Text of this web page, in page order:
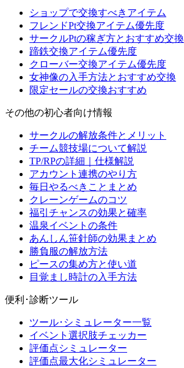
ショップで交換すべきアイテム
フレンドPt交換アイテム優先度
サークルPtの稼ぎ方とおすすめ交換
蹄鉄交換アイテム優先度
クローバー交換アイテム優先度
女神像の入手方法とおすすめ交換
限定セールの交換おすすめ
その他の初心者向け情報
サークルの解放条件とメリット
チーム競技場について解説
TP/RPの詳細｜仕様解説
アカウント連携のやり方
毎日やるべきことまとめ
クレーンゲームのコツ
福引チャンスの効果と確率
温泉イベントの条件
あんしん笹針師の効果まとめ
勝負服の解放方法
ピースの集め方と使い道
目覚まし時計の入手方法
便利･診断ツール
ツール･シミュレーター一覧
イベント選択肢チェッカー
評価点シミュレーター
評価点最大化シミュレーター